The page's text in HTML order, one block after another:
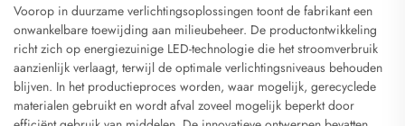
Voorop in duurzame verlichtingsoplossingen toont de fabrikant een
onwankelbare toewijding aan milieubeheer. De productontwikkeling
richt zich op energiezuinige LED-technologie die het stroomverbruik
aanzienlijk verlaagt, terwijl de optimale verlichtingsniveaus behouden
blijven. In het productieproces worden, waar mogelijk, gerecyclede
materialen gebruikt en wordt afval zoveel mogelijk beperkt door